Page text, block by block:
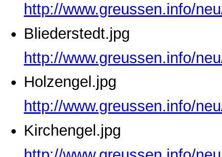
http://www.greussen.info/
Bliederstedt.jpg
http://www.greussen.info/
Holzengel.jpg
http://www.greussen.info/
Kirchengel.jpg